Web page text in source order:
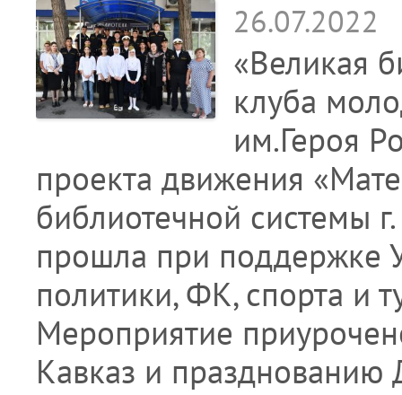
26.07.2022
«Великая
клуба
им.Героя
проекта движения
библиотечной системы
прошла при поддержке
политики, ФК, спорта и
Мероприятие
Кавказ и празднованию